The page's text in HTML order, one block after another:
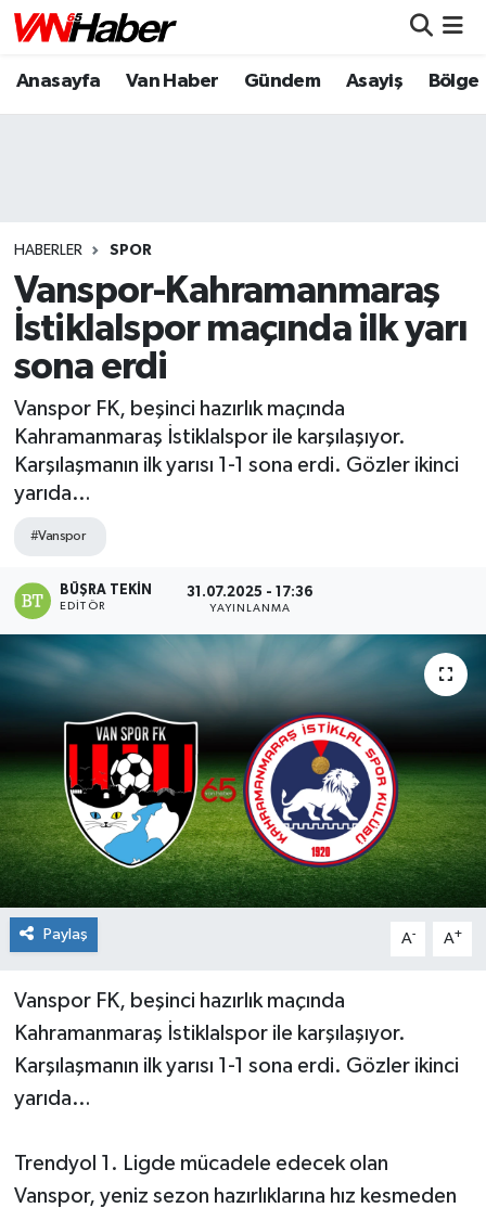
Anasayfa Van Haber Gündem Asayiş Bölge
HABERLER SPOR
Vanspor-Kahramanmaraş
İstiklalspor maçında ilk yarı
sona erdi
Vanspor FK, beşinci hazırlık maçında
Kahramanmaraş İstiklalspor ile karşılaşıyor.
Karşılaşmanın ilk yarısı 1-1 sona erdi. Gözler ikinci
yarıda…
#Vanspor
BÜŞRA TEKIN
EDITÖR
31.07.2025 - 17:36
YAYINLANMA
Paylaş A- A+
Vanspor FK, beşinci hazırlık maçında
Kahramanmaraş İstiklalspor ile karşılaşıyor.
Karşılaşmanın ilk yarısı 1-1 sona erdi. Gözler ikinci
yarıda…
Trendyol 1. Ligde mücadele edecek olan
Vanspor, yeniz sezon hazırlıklarına hız kesmeden
Nöbetçi Eczaneler
Puan Durumu ve Fikstür
Tüm Manşetler
Son Dakika Haberleri
Haber Arşivi